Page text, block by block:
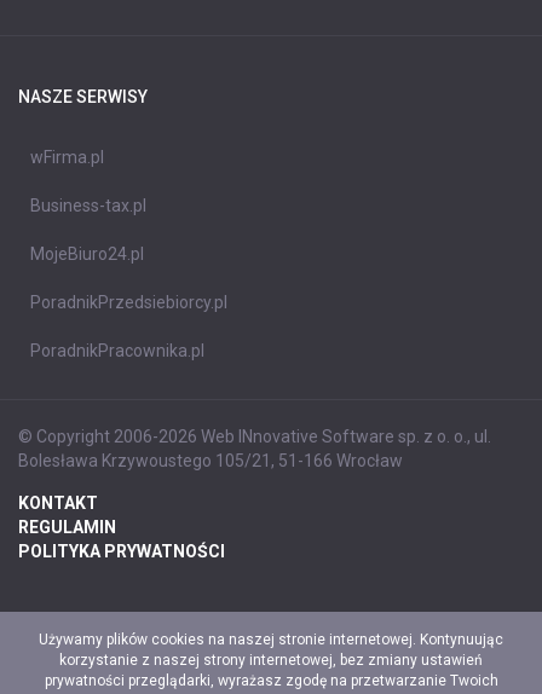
NASZE SERWISY
wFirma.pl
Business-tax.pl
MojeBiuro24.pl
PoradnikPrzedsiebiorcy.pl
PoradnikPracownika.pl
© Copyright 2006-2026 Web INnovative Software sp. z o. o., ul.
Bolesława Krzywoustego 105/21, 51-166 Wrocław
KONTAKT
REGULAMIN
POLITYKA PRYWATNOŚCI
Używamy plików cookies na naszej stronie internetowej. Kontynuując
korzystanie z naszej strony internetowej, bez zmiany ustawień
prywatności przeglądarki, wyrażasz zgodę na przetwarzanie Twoich